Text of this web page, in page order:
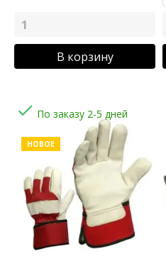
В корзину
 По заказу 2-5 дней
НОВОЕ